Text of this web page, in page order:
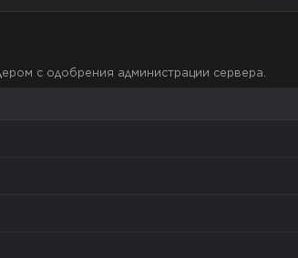
с одобрения администрации сервера.